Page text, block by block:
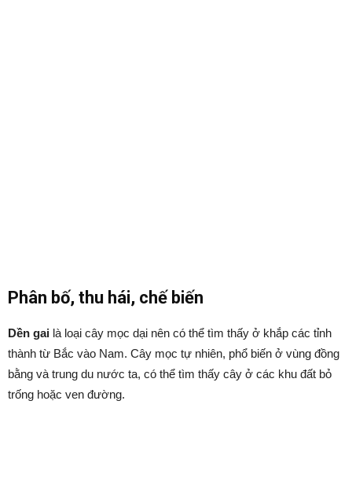
Phân bố, thu hái, chế biến
Dền gai là loại cây mọc dại nên có thể tìm thấy ở khắp các tỉnh
thành từ Bắc vào Nam. Cây mọc tự nhiên, phổ biến ở vùng đồng
bằng và trung du nước ta, có thể tìm thấy cây ở các khu đất bỏ
trống hoặc ven đường.